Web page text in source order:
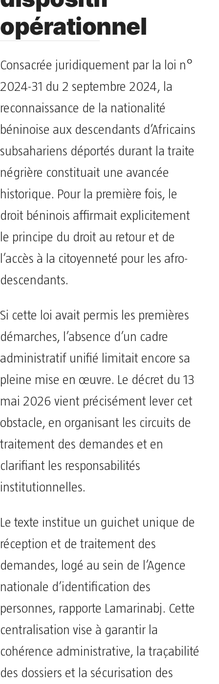
opérationnel
Consacrée juridiquement par la loi n°
2024-31 du 2 septembre 2024, la
reconnaissance de la nationalité
béninoise aux descendants d’Africains
subsahariens déportés durant la traite
négrière constituait une avancée
historique. Pour la première fois, le
droit béninois affirmait explicitement
le principe du droit au retour et de
l’accès à la citoyenneté pour les afro-
descendants.
Si cette loi avait permis les premières
démarches, l’absence d’un cadre
administratif unifié limitait encore sa
pleine mise en œuvre. Le décret du 13
mai 2026 vient précisément lever cet
obstacle, en organisant les circuits de
traitement des demandes et en
clarifiant les responsabilités
institutionnelles.
Le texte institue un guichet unique de
réception et de traitement des
demandes, logé au sein de l’Agence
nationale d’identification des
personnes, rapporte Lamarinabj. Cette
centralisation vise à garantir la
cohérence administrative, la traçabilité
des dossiers et la sécurisation des